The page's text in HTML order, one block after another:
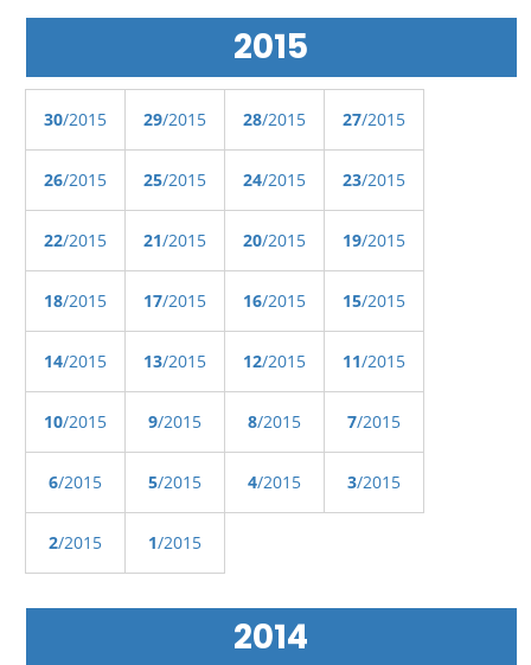
2015
30/2015 29/2015 28/2015 27/2015
26/2015 25/2015 24/2015 23/2015
22/2015 21/2015 20/2015 19/2015
18/2015 17/2015 16/2015 15/2015
14/2015 13/2015 12/2015 11/2015
10/2015 9/2015 8/2015 7/2015
6/2015 5/2015 4/2015 3/2015
2/2015 1/2015
2014